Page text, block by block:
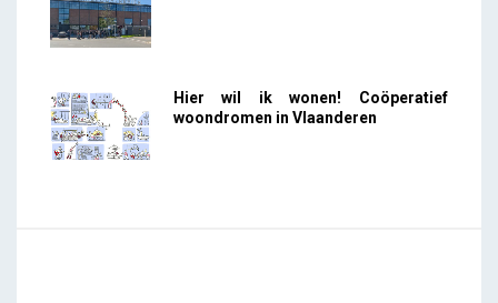
Hier wil ik wonen! Coöperatief
woondromen in Vlaanderen